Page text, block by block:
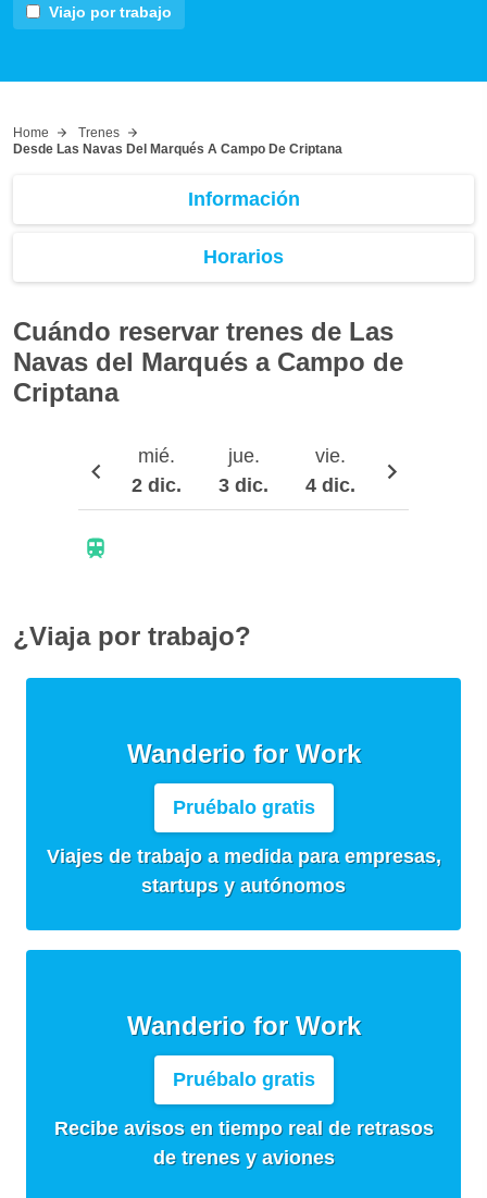
Viajo por trabajo
Home
Trenes
Desde Las Navas Del Marqués A Campo De Criptana
Información
Horarios
Cuándo reservar trenes de Las
Navas del Marqués a Campo de
Criptana
mié.
2 dic.
jue.
3 dic.
vie.
4 dic.
¿Viaja por trabajo?
Wanderio for Work
Pruébalo gratis
Viajes de trabajo a medida para empresas,
startups y autónomos
Wanderio for Work
Pruébalo gratis
Recibe avisos en tiempo real de retrasos
de trenes y aviones